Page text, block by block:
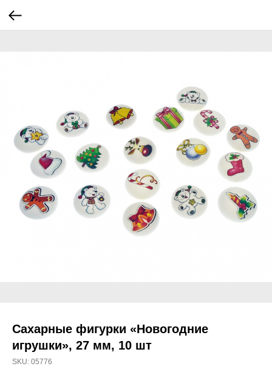
Сахарные фигурки «Новогодние
игрушки», 27 мм, 10 шт
SKU: 05776